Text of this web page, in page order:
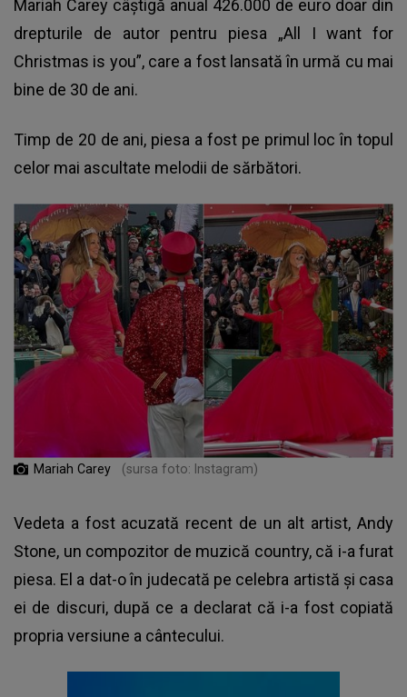
Mariah Carey câștigă anual 426.000 de euro doar din
drepturile de autor pentru piesa „All I want for
Christmas is you”, care a fost lansată în urmă cu mai
bine de 30 de ani.
Timp de 20 de ani, piesa a fost pe primul loc în topul
celor mai ascultate melodii de sărbători.
Mariah Carey (sursa foto: Instagram)
Vedeta a fost acuzată recent de un alt artist, Andy
Stone, un compozitor de muzică country, că i-a furat
piesa. El a dat-o în judecată pe celebra artistă și casa
ei de discuri, după ce a declarat că i-a fost copiată
propria versiune a cântecului.